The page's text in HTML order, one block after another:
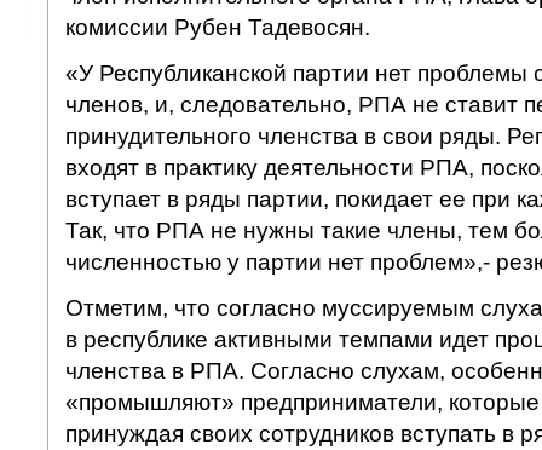
комиссии Рубен Тадевосян.
«У Республиканской партии нет проблемы
членов, и, следовательно, РПА не ставит
принудительного членства в свои ряды.
входят в практику деятельности РПА,
вступает в ряды партии, покидает ее при
Так, что РПА не нужны такие члены, тем
численностью у партии нет проблем»,-
Отметим, что согласно муссируемым
в республике активными темпами идет
членства в РПА. Согласно слухам,
«промышляют» предприниматели, которые
принуждая своих сотрудников вступать в